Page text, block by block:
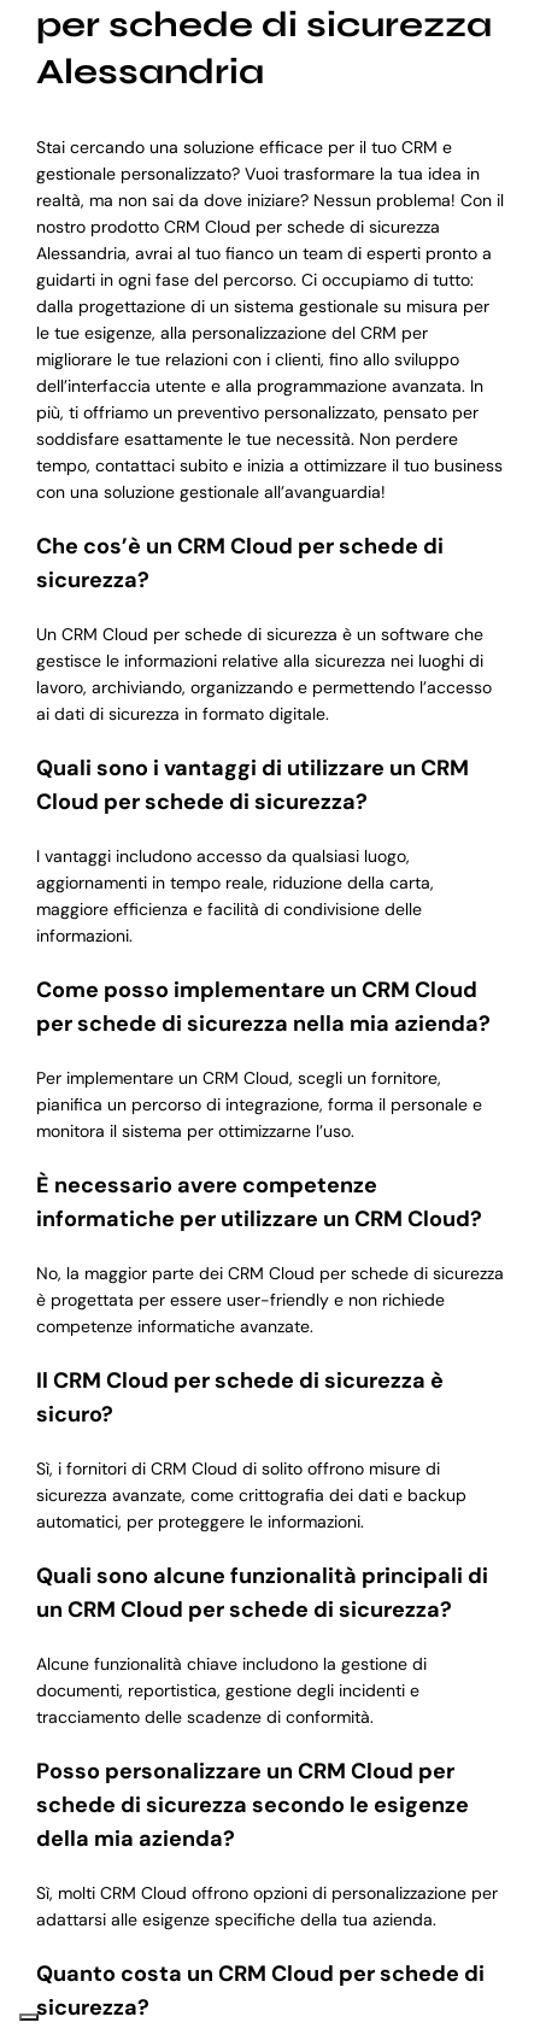
per schede di sicurezza
Alessandria
Stai cercando una soluzione efficace per il tuo CRM e
gestionale personalizzato? Vuoi trasformare la tua idea in
realtà, ma non sai da dove iniziare? Nessun problema! Con il
nostro prodotto CRM Cloud per schede di sicurezza
Alessandria, avrai al tuo fianco un team di esperti pronto a
guidarti in ogni fase del percorso. Ci occupiamo di tutto:
dalla progettazione di un sistema gestionale su misura per
le tue esigenze, alla personalizzazione del CRM per
migliorare le tue relazioni con i clienti, fino allo sviluppo
dell’interfaccia utente e alla programmazione avanzata. In
più, ti offriamo un preventivo personalizzato, pensato per
soddisfare esattamente le tue necessità. Non perdere
tempo, contattaci subito e inizia a ottimizzare il tuo business
con una soluzione gestionale all’avanguardia!
Che cos’è un CRM Cloud per schede di
sicurezza?
Un CRM Cloud per schede di sicurezza è un software che
gestisce le informazioni relative alla sicurezza nei luoghi di
lavoro, archiviando, organizzando e permettendo l’accesso
ai dati di sicurezza in formato digitale.
Quali sono i vantaggi di utilizzare un CRM
Cloud per schede di sicurezza?
I vantaggi includono accesso da qualsiasi luogo,
aggiornamenti in tempo reale, riduzione della carta,
maggiore efficienza e facilità di condivisione delle
informazioni.
Come posso implementare un CRM Cloud
per schede di sicurezza nella mia azienda?
Per implementare un CRM Cloud, scegli un fornitore,
pianifica un percorso di integrazione, forma il personale e
monitora il sistema per ottimizzarne l’uso.
È necessario avere competenze
informatiche per utilizzare un CRM Cloud?
No, la maggior parte dei CRM Cloud per schede di sicurezza
è progettata per essere user-friendly e non richiede
competenze informatiche avanzate.
Il CRM Cloud per schede di sicurezza è
sicuro?
Sì, i fornitori di CRM Cloud di solito offrono misure di
sicurezza avanzate, come crittografia dei dati e backup
automatici, per proteggere le informazioni.
Quali sono alcune funzionalità principali di
un CRM Cloud per schede di sicurezza?
Alcune funzionalità chiave includono la gestione di
documenti, reportistica, gestione degli incidenti e
tracciamento delle scadenze di conformità.
Posso personalizzare un CRM Cloud per
schede di sicurezza secondo le esigenze
della mia azienda?
Sì, molti CRM Cloud offrono opzioni di personalizzazione per
adattarsi alle esigenze specifiche della tua azienda.
Quanto costa un CRM Cloud per schede di
sicurezza?